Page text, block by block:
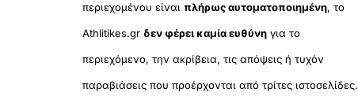
περιεχομένου είναι πλήρως αυτοματοποιημένη, το
Athlitikes.gr δεν φέρει καμία ευθύνηγια το
περιεχόμενο, την ακρίβεια, τις απόψεις ή τυχόν
παραβιάσεις που προέρχονται από τρίτες ιστοσελίδες.